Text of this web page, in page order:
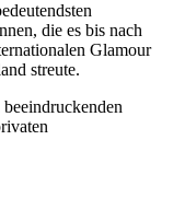
die es bis nach
Glamour
streute.